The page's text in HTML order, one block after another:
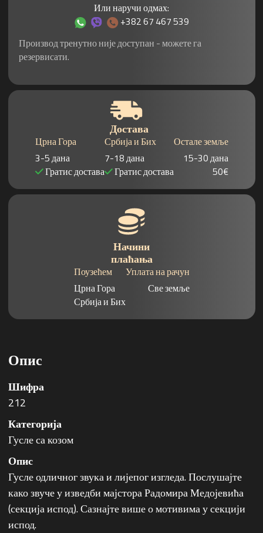
Или наручи одмах:
+382 67 467 539
Производ тренутно није доступан - можете га
резервисати.
Достава
Црна Гора
3-5 дана
Гратис достава
Србија и Бих
7-18 дана
Гратис достава
Остале земље
15-30 дана
50€
Начини
плаћања
Поузећем
Црна Гора
Србија и Бих
Уплата на рачун
Све земље
Опис
Шифра
212
Категорија
Гусле са козом
Опис
Гусле одличног звука и лијепог изгледа. Послушајте
како звуче у изведби мајстора Радомира Медојевића
(секција испод). Сазнајте више о мотивима у секцији
испод.